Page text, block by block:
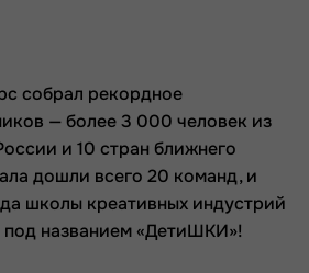
собрал рекордное
— более 3 000 человек из
и 10 стран ближнего
дошли всего 20 команд, и
школы креативных индустрий
названием «ДетиШКИ»!